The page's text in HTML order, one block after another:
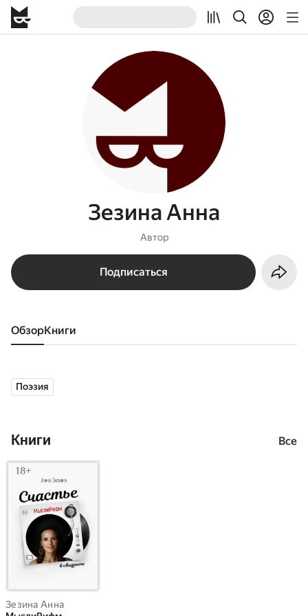
Зезина Анна
Автор
Подписаться
Обзор книги
Поэзия
Книги Все
Зезина Анна